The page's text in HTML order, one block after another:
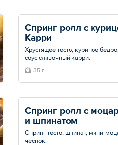
Спринг ролл с
Хрустящее тесто, куриное
соус сливочный карри.
Минимальный заказ — 10 шт.
35 г
Спринг ролл с
и шпинатом
Спринг тесто, шпинат, мини-
чеснок.